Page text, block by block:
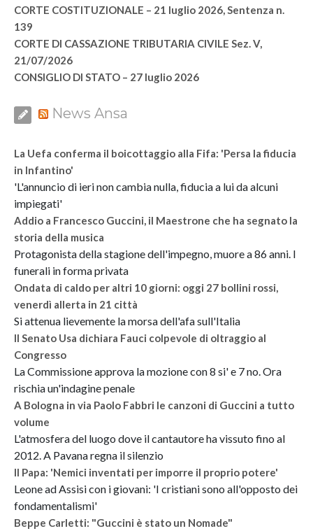
CORTE COSTITUZIONALE – 21 luglio 2026, Sentenza n.
139
CORTE DI CASSAZIONE TRIBUTARIA CIVILE Sez. V,
21/07/2026
CONSIGLIO DI STATO – 27 luglio 2026
News Ansa
La Uefa conferma il boicottaggio alla Fifa: 'Persa la fiducia
in Infantino'
'L'annuncio di ieri non cambia nulla, fiducia a lui da alcuni
impiegati'
Addio a Francesco Guccini, il Maestrone che ha segnato la
storia della musica
Protagonista della stagione dell'impegno, muore a 86 anni. I
funerali in forma privata
Ondata di caldo per altri 10 giorni: oggi 27 bollini rossi,
venerdì allerta in 21 città
Si attenua lievemente la morsa dell'afa sull'Italia
Il Senato Usa dichiara Fauci colpevole di oltraggio al
Congresso
La Commissione approva la mozione con 8 si' e 7 no. Ora
rischia un'indagine penale
A Bologna in via Paolo Fabbri le canzoni di Guccini a tutto
volume
L'atmosfera del luogo dove il cantautore ha vissuto fino al
2012. A Pavana regna il silenzio
Il Papa: 'Nemici inventati per imporre il proprio potere'
Leone ad Assisi con i giovani: 'I cristiani sono all'opposto dei
fondamentalismi'
Beppe Carletti: "Guccini è stato un Nomade"